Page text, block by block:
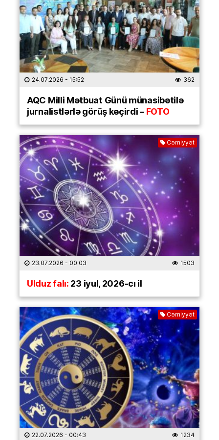
24.07.2026 - 15:52 362
AQC Milli Mətbuat Günü münasibətilə
jurnalistlərlə görüş keçirdi –FOTO
Cəmiyyət
23.07.2026 - 00:03 1503
Ulduz falı:23 iyul, 2026-cı il
Cəmiyyət
22.07.2026 - 00:43 1234